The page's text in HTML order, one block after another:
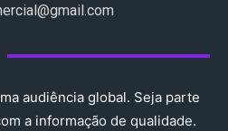
audiência global. Seja parte
a informação de qualidade.